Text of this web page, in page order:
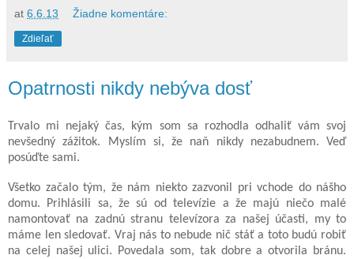
at 6.6.13 Žiadne komentáre:
Zdieľať
Opatrnosti nikdy nebýva dosť
Trvalo mi nejaký čas, kým som sa rozhodla odhaliť vám svoj
nevšedný zážitok. Myslím si, že naň nikdy nezabudnem. Veď
posúďte sami.
Všetko začalo tým, že nám niekto zazvonil pri vchode do nášho
domu. Prihlásili sa, že sú od televízie a že majú niečo malé
namontovať na zadnú stranu televízora za našej účasti, my to
máme len sledovať. Vraj nás to nebude nič stáť a toto budú robiť
na celej našej ulici. Povedala som, tak dobre a otvorila bránu.